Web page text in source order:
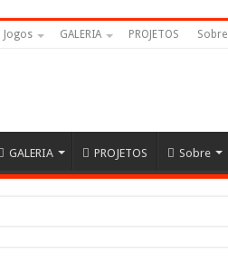
Jogos GALERIA PROJETOS Sobre
GALERIA PROJETOS Sobre